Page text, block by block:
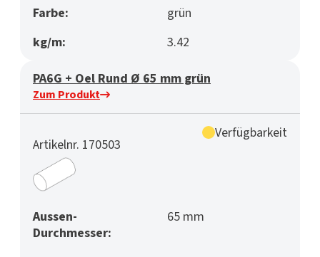
Farbe:
grün
kg/m:
3.42
PA6G + Oel Rund Ø 65 mm grün
Zum Produkt
Artikelnr. 170503
Verfügbarkeit
Aussen-
Durchmesser:
65 mm